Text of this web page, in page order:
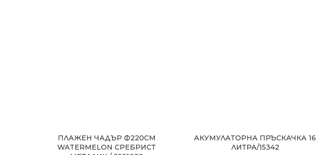
ПЛАЖЕН ЧАДЪР Ф220СМ
WATERMELON СРЕБРИСТ
АКУМУЛАТОРНА ПРЪСКАЧКА 16
ЛИТРА/15342